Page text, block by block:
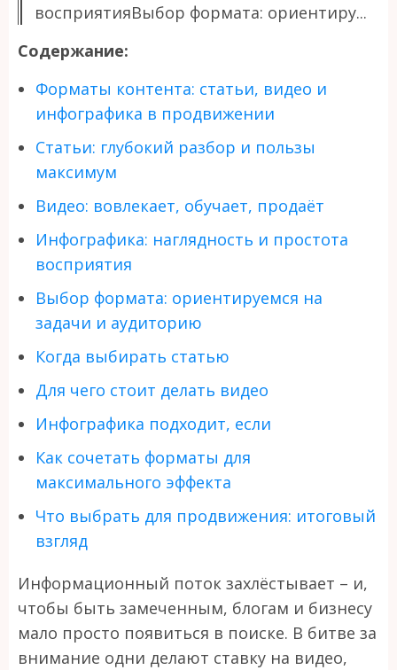
восприятияВыбор формата: ориентиру...
Содержание:
Форматы контента: статьи, видео и
инфографика в продвижении
Статьи: глубокий разбор и пользы
максимум
Видео: вовлекает, обучает, продаёт
Инфографика: наглядность и простота
восприятия
Выбор формата: ориентируемся на
задачи и аудиторию
Когда выбирать статью
Для чего стоит делать видео
Инфографика подходит, если
Как сочетать форматы для
максимального эффекта
Что выбрать для продвижения: итоговый
взгляд
Информационный поток захлёстывает – и,
чтобы быть замеченным, блогам и бизнесу
мало просто появиться в поиске. В битве за
внимание одни делают ставку на видео,